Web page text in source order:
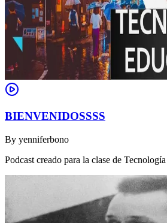
BIENVENIDOSSSS
By yenniferbono
Podcast creado para la clase de